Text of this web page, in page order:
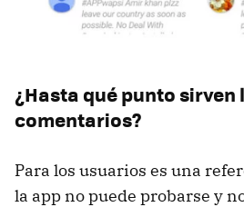
¿Hasta qué punto sirven
comentarios?
Para los usuarios es una
la app no puede probarse y